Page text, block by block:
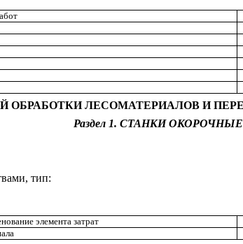
ОБРАБОТКИ ЛЕСОМАТЕРИАЛОВ И
Раздел 1. СТАНКИ ОКОРОЧНЫЕ
тип:
элемента затрат
ла